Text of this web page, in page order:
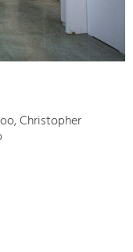
Christopher